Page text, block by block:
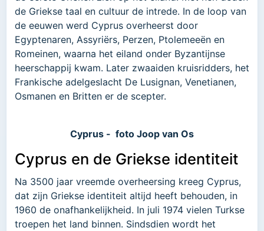
de Griekse taal en cultuur de intrede. In de loop van
de eeuwen werd Cyprus overheerst door
Egyptenaren, Assyriërs, Perzen, Ptolemeeën en
Romeinen, waarna het eiland onder Byzantijnse
heerschappij kwam. Later zwaaiden kruisridders, het
Frankische adelgeslacht De Lusignan, Venetianen,
Osmanen en Britten er de scepter.
Cyprus - foto Joop van Os
Cyprus en de Griekse identiteit
Na 3500 jaar vreemde overheersing kreeg Cyprus,
dat zijn Griekse identiteit altijd heeft behouden, in
1960 de onafhankelijkheid. In juli 1974 vielen Turkse
troepen het land binnen. Sindsdien wordt het